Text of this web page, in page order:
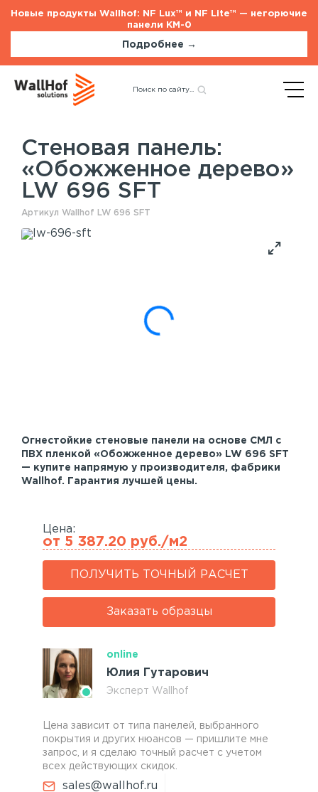
Новые продукты Wallhof: NF Lux™ и NF Lite™ — негорючие
панели КМ-0
Подробнее →
Стеновые панели
Шпонированные панели
Акустические панели
Панели с полимерным покрытием
Шпонированные панели
Услуги
Монтаж акустических панелей
Назад
Стеновые панели
Стеновая панель:
«Обожженное дерево»
LW 696 SFT
Артикул Wallhof LW 696 SFT
Огнестойкие стеновые панели на основе СМЛ с
ПВХ пленкой «Обожженное дерево» LW 696 SFT
— купите напрямую у производителя, фабрики
Wallhof. Гарантия лучшей цены.
Цена:
от 5 387.20 руб./м2
ПОЛУЧИТЬ ТОЧНЫЙ РАСЧЕТ
Заказать образцы
online
Юлия Гутарович
Эксперт Wallhof
Цена зависит от типа панелей, выбранного
покрытия и других нюансов — пришлите мне
запрос, и я сделаю точный расчет с учетом
всех действующих скидок.
sales@wallhof.ru